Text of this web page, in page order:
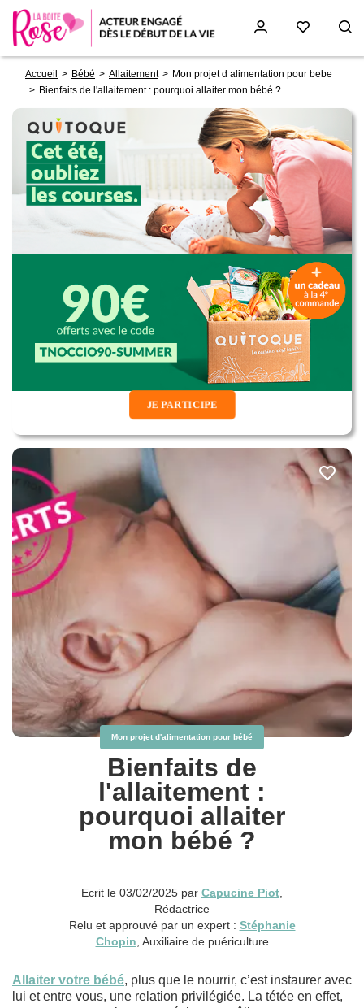
principal
d'Ariane
Accueil Bébé Allaitement
Mon projet d alimentation pour bebe
Bienfaits de l'allaitement : pourquoi allaiter mon bébé ?
JE PARTICIPE
Mon projet d'alimentation pour bébé
Bienfaits de
l'allaitement :
pourquoi allaiter
mon bébé ?
Ecrit le 03/02/2025 par Capucine Piot
Rédactrice
Relu et approuvé par un expert : Stéphanie
Chopin , Auxiliaire de puériculture
Allaiter votre bébé, plus que le nourrir, c’est instaurer avec
lui et entre vous, une relation privilégiée. La tétée en effet,